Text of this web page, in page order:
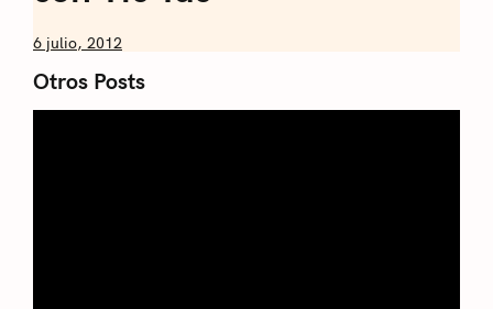
by
Artusi
6 julio, 2012
Otros Posts